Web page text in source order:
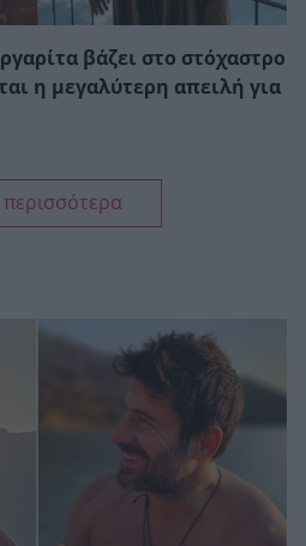
βάζει στο στόχαστρο
η μεγαλύτερη απειλή για
περισσότερα